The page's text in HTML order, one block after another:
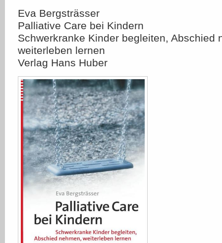
Eva Bergsträsser
Palliative Care bei Kindern
Schwerkranke Kinder begleiten, Abschied
weiterleben lernen
Verlag Hans Huber